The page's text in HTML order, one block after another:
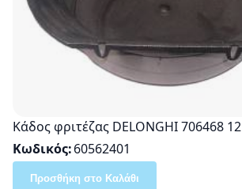
Κάδος φριτέζας DELONGHI 706468 12
Κωδικός 60562401
Προσθήκη στο Καλάθι